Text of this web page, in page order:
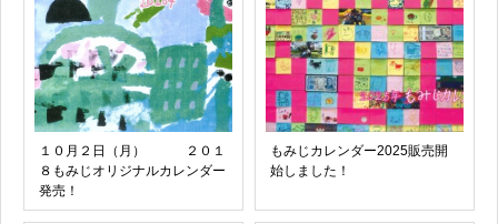
１０月２日（月） ２０１
８もみじオリジナルカレンダー
発売！
もみじカレンダー2025販売開
始しました！